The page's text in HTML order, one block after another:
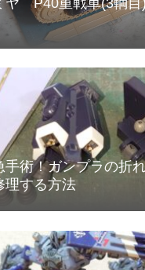
ヤ P40重戦車(3輌
手術！ガンプラの折
理する方法